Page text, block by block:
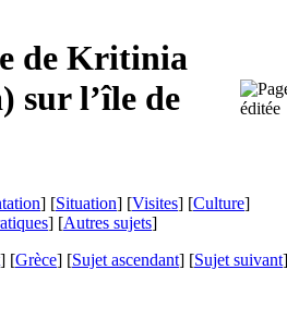
de Kritinia
) sur l’île de
] [Situation] [Visites] [Culture]
] [Autres sujets]
] [Grèce] [Sujet ascendant] [Sujet suivant]